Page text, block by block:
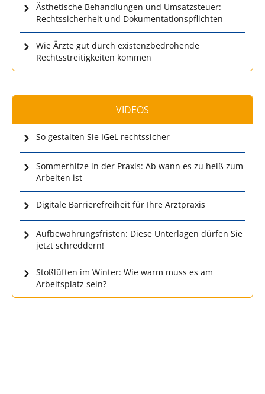
Ästhetische Behandlungen und Umsatzsteuer:
Rechtssicherheit und Dokumentationspflichten
Wie Ärzte gut durch existenzbedrohende
Rechtsstreitigkeiten kommen
VIDEOS
So gestalten Sie IGeL rechtssicher
Sommerhitze in der Praxis: Ab wann es zu heiß zum
Arbeiten ist
Digitale Barrierefreiheit für Ihre Arztpraxis
Aufbewahrungsfristen: Diese Unterlagen dürfen Sie
jetzt schreddern!
Stoßlüften im Winter: Wie warm muss es am
Arbeitsplatz sein?